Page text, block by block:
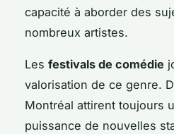
capacité à aborder des
nombreux artistes.
Les festivals de comédie
valorisation de ce genre.
Montréal attirent toujours
puissance de nouvelles